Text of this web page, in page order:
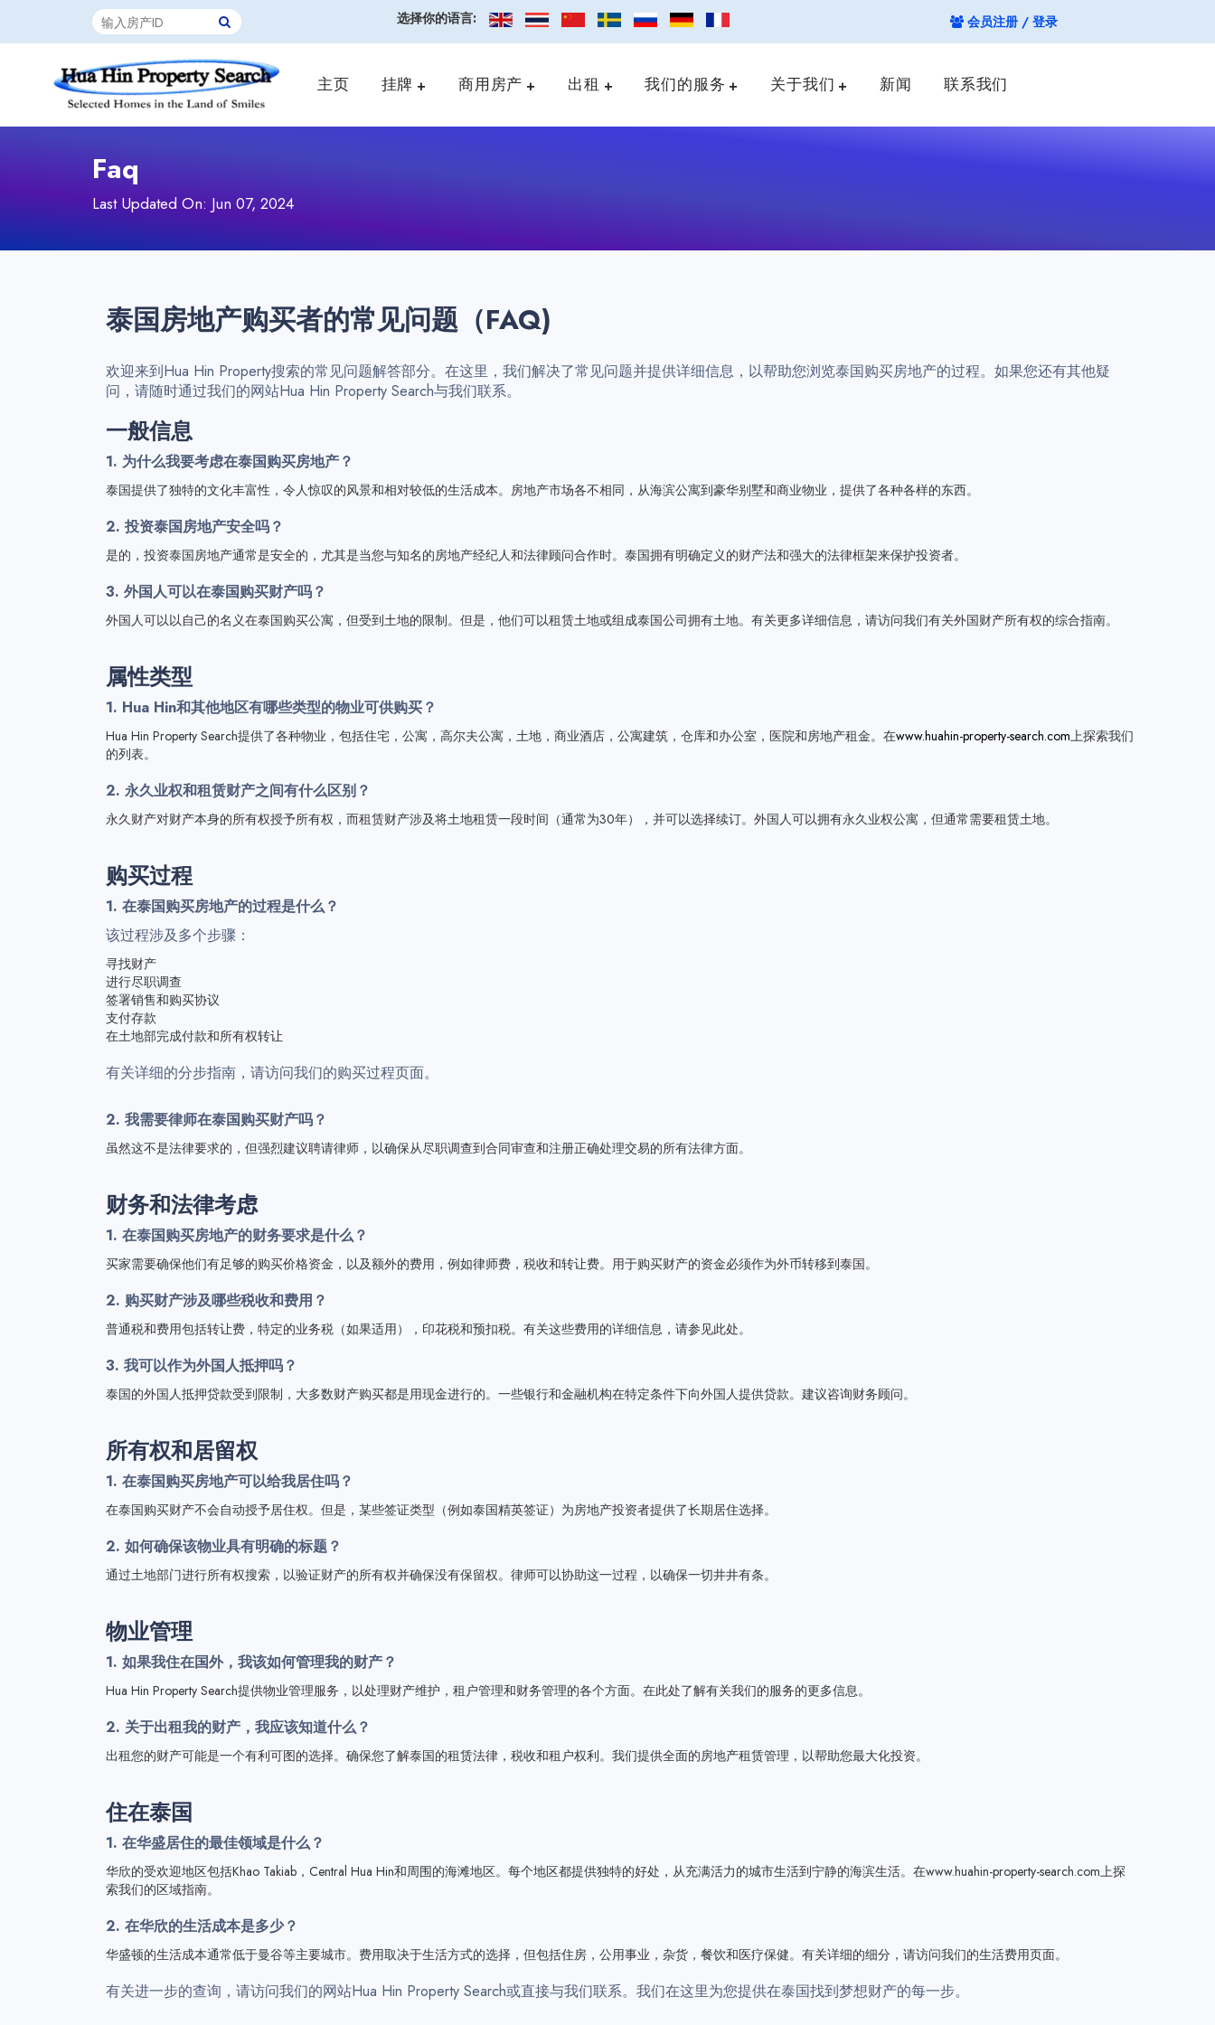
选择你的语言: 会员注册 / 登录
主页 挂牌 商用房产 出租 我们的服务 关于我们 新闻 联系我们
Faq
Last Updated On: Jun 07, 2024
泰国房地产购买者的常见问题（FAQ)
欢迎来到Hua Hin Property搜索的常见问题解答部分。在这里，我们解决了常见问题并提供详细信息，以帮助您浏览泰国购买房地产的过程。如果您还有其他疑
问，请随时通过我们的网站Hua Hin Property Search与我们联系。
一般信息
1. 为什么我要考虑在泰国购买房地产？
泰国提供了独特的文化丰富性，令人惊叹的风景和相对较低的生活成本。房地产市场各不相同，从海滨公寓到豪华别墅和商业物业，提供了各种各样的东西。
2. 投资泰国房地产安全吗？
是的，投资泰国房地产通常是安全的，尤其是当您与知名的房地产经纪人和法律顾问合作时。泰国拥有明确定义的财产法和强大的法律框架来保护投资者。
3. 外国人可以在泰国购买财产吗？
外国人可以以自己的名义在泰国购买公寓，但受到土地的限制。但是，他们可以租赁土地或组成泰国公司拥有土地。有关更多详细信息，请访问我们有关外国财产所有权的综合指南。
属性类型
1. Hua Hin和其他地区有哪些类型的物业可供购买？
Hua Hin Property Search提供了各种物业，包括住宅，公寓，高尔夫公寓，土地，商业酒店，公寓建筑，仓库和办公室，医院和房地产租金。在www.huahin-property-search.com上探索我们
的列表。
2. 永久业权和租赁财产之间有什么区别？
永久财产对财产本身的所有权授予所有权，而租赁财产涉及将土地租赁一段时间（通常为30年），并可以选择续订。外国人可以拥有永久业权公寓，但通常需要租赁土地。
购买过程
1. 在泰国购买房地产的过程是什么？
该过程涉及多个步骤：
寻找财产
进行尽职调查
签署销售和购买协议
支付存款
在土地部完成付款和所有权转让
有关详细的分步指南，请访问我们的购买过程页面。
2. 我需要律师在泰国购买财产吗？
虽然这不是法律要求的，但强烈建议聘请律师，以确保从尽职调查到合同审查和注册正确处理交易的所有法律方面。
财务和法律考虑
1. 在泰国购买房地产的财务要求是什么？
买家需要确保他们有足够的购买价格资金，以及额外的费用，例如律师费，税收和转让费。用于购买财产的资金必须作为外币转移到泰国。
2. 购买财产涉及哪些税收和费用？
普通税和费用包括转让费，特定的业务税（如果适用），印花税和预扣税。有关这些费用的详细信息，请参见此处。
3. 我可以作为外国人抵押吗？
泰国的外国人抵押贷款受到限制，大多数财产购买都是用现金进行的。一些银行和金融机构在特定条件下向外国人提供贷款。建议咨询财务顾问。
所有权和居留权
1. 在泰国购买房地产可以给我居住吗？
在泰国购买财产不会自动授予居住权。但是，某些签证类型（例如泰国精英签证）为房地产投资者提供了长期居住选择。
2. 如何确保该物业具有明确的标题？
通过土地部门进行所有权搜索，以验证财产的所有权并确保没有保留权。律师可以协助这一过程，以确保一切井井有条。
物业管理
1. 如果我住在国外，我该如何管理我的财产？
Hua Hin Property Search提供物业管理服务，以处理财产维护，租户管理和财务管理的各个方面。在此处了解有关我们的服务的更多信息。
2. 关于出租我的财产，我应该知道什么？
出租您的财产可能是一个有利可图的选择。确保您了解泰国的租赁法律，税收和租户权利。我们提供全面的房地产租赁管理，以帮助您最大化投资。
住在泰国
1. 在华盛居住的最佳领域是什么？
华欣的受欢迎地区包括Khao Takiab，Central Hua Hin和周围的海滩地区。每个地区都提供独特的好处，从充满活力的城市生活到宁静的海滨生活。在www.huahin-property-search.com上探
索我们的区域指南。
2. 在华欣的生活成本是多少？
华盛顿的生活成本通常低于曼谷等主要城市。费用取决于生活方式的选择，但包括住房，公用事业，杂货，餐饮和医疗保健。有关详细的细分，请访问我们的生活费用页面。
有关进一步的查询，请访问我们的网站Hua Hin Property Search或直接与我们联系。我们在这里为您提供在泰国找到梦想财产的每一步。